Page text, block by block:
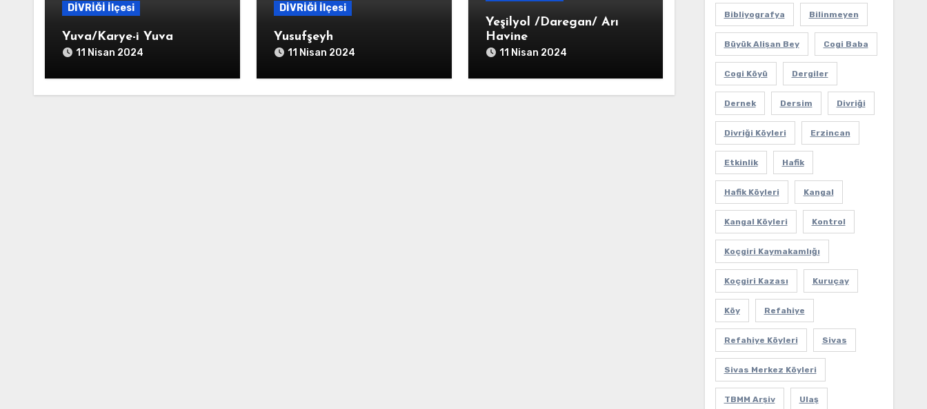
DİVRİĞİ İlçesi
Yuva/Karye-i Yuva
11 Nisan 2024
DİVRİĞİ İlçesi
Yusufşeyh
11 Nisan 2024
Yeşilyol /Daregan/ Arı
Havine
11 Nisan 2024
Bibliyografya Bilinmeyen
Büyük Alişan Bey Cogi Baba
Cogi Köyü Dergiler
Dernek Dersim Divriği
Divriği Köyleri Erzincan
Etkinlik Hafik
Hafik Köyleri Kangal
Kangal Köyleri Kontrol
Koçgiri Kaymakamlığı
Koçgiri Kazası Kuruçay
Köy Refahiye
Refahiye Köyleri Sivas
Sivas Merkez Köyleri
TBMM Arşiv Ulaş